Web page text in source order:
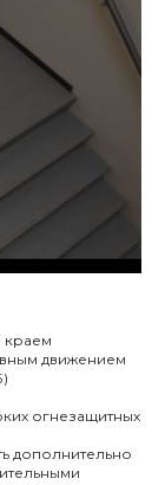
краем
движением
огнезащитных
дополнительно